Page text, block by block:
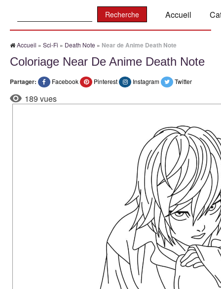
Accueil
Accueil » Sci-Fi » Death Note » Near de Anime Death Note
Coloriage Near De Anime Death Note
Partager: Facebook Pinterest Instagram Twitter
189 vues